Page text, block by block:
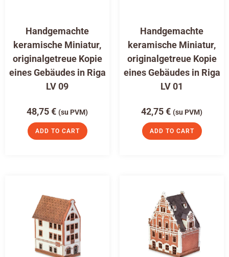
Handgemachte
keramische Miniatur,
originalgetreue Kopie
eines Gebäudes in Riga
LV 09
48,75€ (su PVM)
ADD TO CART
Handgemachte
keramische Miniatur,
originalgetreue Kopie
eines Gebäudes in Riga
LV 01
42,75€ (su PVM)
ADD TO CART